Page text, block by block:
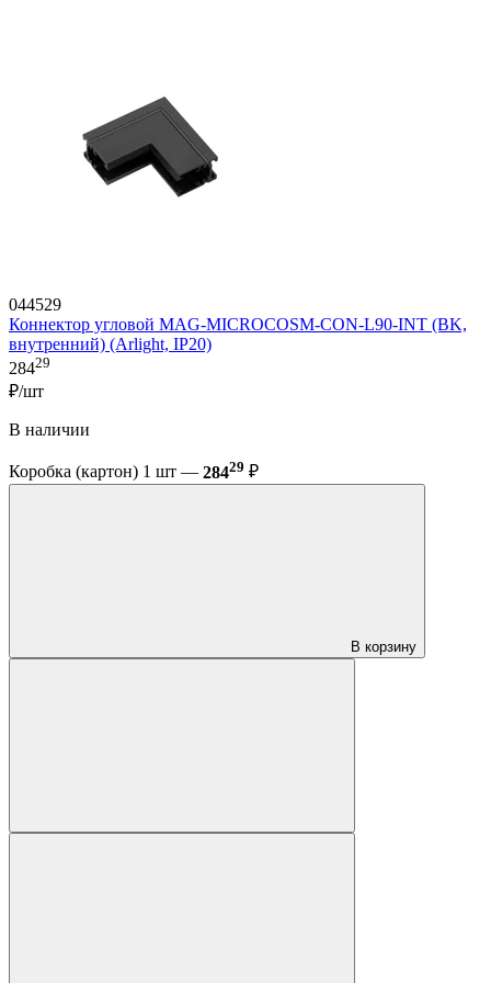
044529
Коннектор угловой MAG-MICROCOSM-CON-L90-INT (BK,
внутренний) (Arlight, IP20)
28429
₽/шт
В наличии
Коробка (картон) 1 шт — 28429 ₽
В корзину